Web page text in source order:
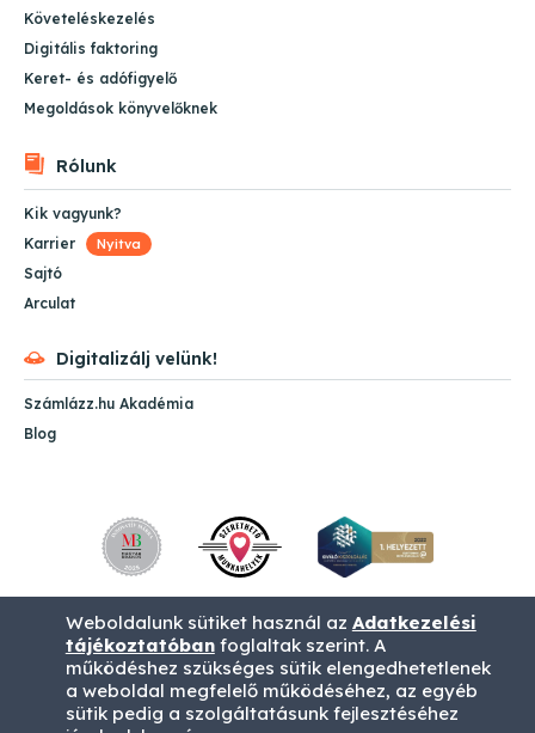
Követeléskezelés
Digitális faktoring
Keret- és adófigyelő
Megoldások könyvelőknek
Rólunk
Kik vagyunk?
Karrier
Nyitva
Sajtó
Arculat
Digitalizálj velünk!
Számlázz.hu Akadémia
Blog
ÁSZF Impresszum Adatvédelem
Weboldalunk sütiket használ az Adatkezelési
tájékoztatóbanfoglaltak szerint. A
működéshez szükséges sütik elengedhetetlenek
a weboldal megfelelő működéséhez, az egyéb
sütik pedig a szolgáltatásunk fejlesztéséhez